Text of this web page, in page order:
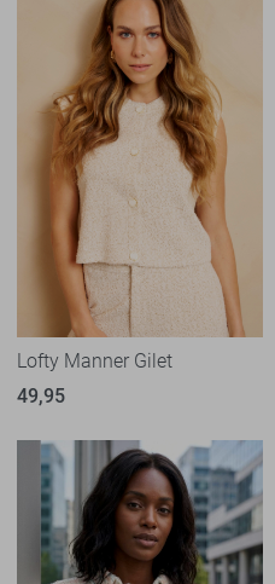
Lofty Manner Gilet
49,95